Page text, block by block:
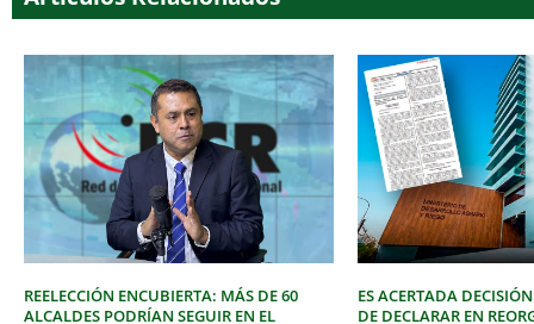
REELECCIÓN ENCUBIERTA: MÁS DE 60
ALCALDES PODRÍAN SEGUIR EN EL
ES ACERTADA
DE DECLARAR EN